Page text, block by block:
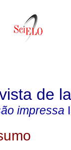
de
impressa